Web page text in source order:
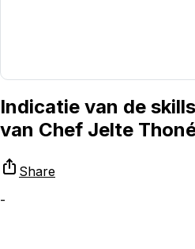
Indicatie van de
van Chef Jelte
Share
-